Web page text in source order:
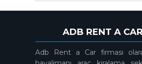
ADB RENT A CAR
Adb Rent a Car firması